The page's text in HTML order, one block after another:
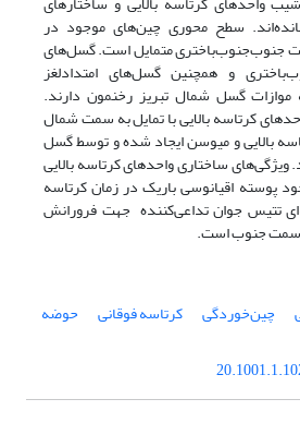
سطح محوری چین‌های موجود در
متمایل است. گسل‌های
و همچنین گسل‌های امتدادلغز
گسل شمال تبریز رخنمون دارند.
کرتاسه بالایی با تمایل به سمت شمال
بالایی و میوسن ایجاد شده و توسط گسل
ساختاری واحدهای کرتاسه بالایی
پوسته اقیانوسی باریک در زمان کرتاسه
تتیس جوان تداعی‌کننده جهت فرورانش
سمت جنوب است.
چین‌خوردگی کرتاسه فوقانی حوضه